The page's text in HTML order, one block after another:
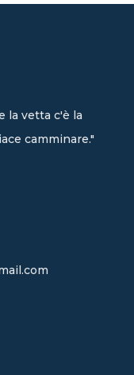
la vetta c'è la
camminare."